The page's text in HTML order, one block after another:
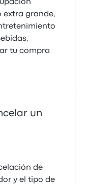
extra grande,
tu compra
un
de
y el tipo de